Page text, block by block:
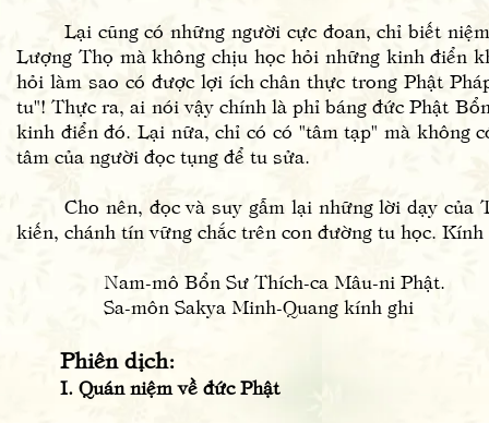
Lại cũng có những người cực đoan, chỉ biết niệm
Lượng Thọ mà không chịu học hỏi những kinh điển
hỏi làm sao có được lợi ích chân thực trong Phật
tu"! Thực ra, ai nói vậy chính là phỉ báng đức Phật
kinh điển đó. Lại nữa, chỉ có có "tâm tạp" mà không
tâm của người đọc tụng để tu sửa.
Cho nên, đọc và suy gẫm lại những lời dạy của
kiến, chánh tín vững chắc trên con đường tu học.
Nam-mô Bổn Sư Thích-ca Mâu-ni Phật.
Sa-môn Sakya Minh-Quang kính ghi
Phiên dịch:
I. Quán niệm về đức Phật